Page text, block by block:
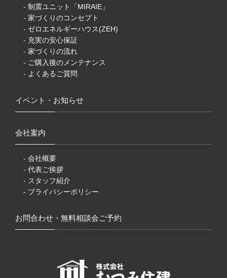
- 制震ユニット「MIRAIE」
- 家づくりのコンセプト
- ゼロエネルギーハウス(ZEH)
- 充実の安心保証
- 家づくりの流れ
- ご購入後のメンテナンス
- よくあるご質問
イベント・お知らせ
会社案内
- 会社概要
- 代表ご挨拶
- スタッフ紹介
- プライバシーポリシー
お問合わせ・無料相談会ご予約